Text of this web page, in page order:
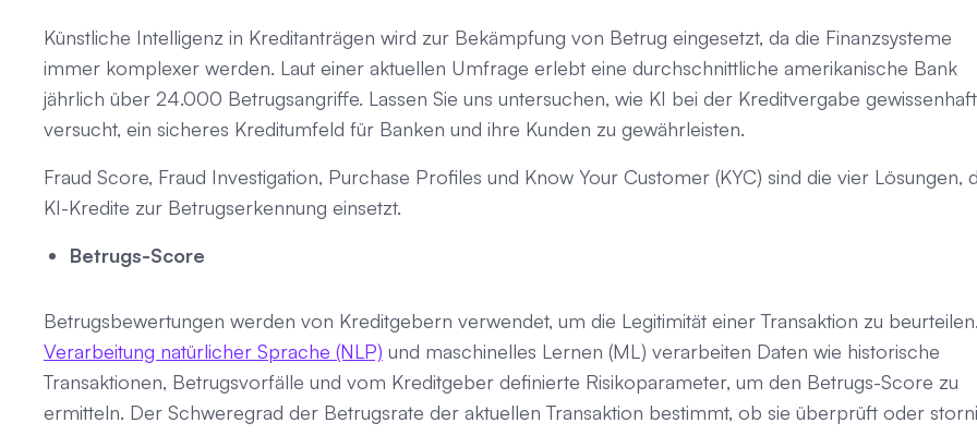
Künstliche Intelligenz in Kreditanträgen wird zur Bekämpfung von Betrug eingesetzt, da die Finanzsysteme
immer komplexer werden. Laut einer aktuellen Umfrage erlebt eine durchschnittliche amerikanische Bank
jährlich über 24.000 Betrugsangriffe. Lassen Sie uns untersuchen, wie KI bei der Kreditvergabe gewissenhaft
versucht, ein sicheres Kreditumfeld für Banken und ihre Kunden zu gewährleisten.
Fraud Score, Fraud Investigation, Purchase Profiles und Know Your Customer (KYC) sind die vier Lösungen,
KI-Kredite zur Betrugserkennung einsetzt.
Betrugs-Score
Betrugsbewertungen werden von Kreditgebern verwendet, um die Legitimität einer Transaktion zu beurteilen.
Verarbeitung natürlicher Sprache (NLP) und maschinelles Lernen (ML) verarbeiten Daten wie historische
Transaktionen, Betrugsvorfälle und vom Kreditgeber definierte Risikoparameter, um den Betrugs-Score zu
ermitteln. Der Schweregrad der Betrugsrate der aktuellen Transaktion bestimmt, ob sie überprüft oder